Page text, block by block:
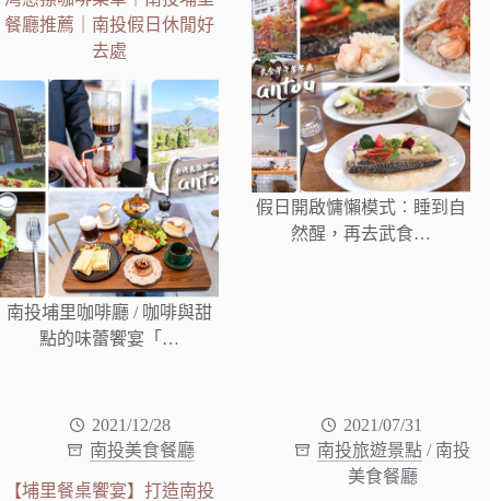
餐廳推薦｜南投假日休閒好
去處
南投埔里咖啡廳 / 咖啡與甜
點的味蕾饗宴「…
假日開啟慵懶模式︰睡到自
然醒，再去武食…
2021/12/28
南投美食餐廳
【埔里餐桌饗宴】打造南投
2021/07/31
南投旅遊景點 / 南投
美食餐廳